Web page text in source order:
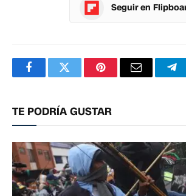
Seguir en
FacebookTwitterPinterestCorreo
TE PODRÍA GUSTAR